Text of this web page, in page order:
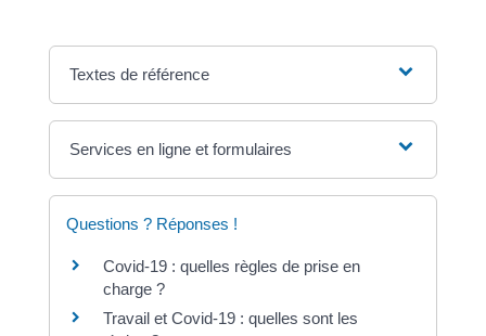
Textes de référence
Services en ligne et formulaires
Questions ? Réponses !
Covid-19 : quelles règles de prise en
charge ?
Travail et Covid-19 : quelles sont les